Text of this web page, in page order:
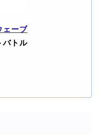
ェーブ
バトル